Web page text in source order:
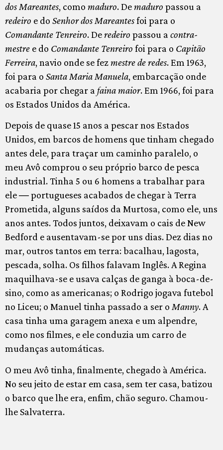
dos Mareantes, como maduro. Demaduro passou a
redeiro e do Senhor dos Mareantesfoi para o
Comandante Tenreiro. Deredeiro passou a contra-
mestre e do Comandante Tenreiro foi para o Capitão
Ferreira, navio onde se fezmestre de redes. Em 1963,
foi para o Santa Maria Manuela, embarcação onde
acabaria por chegar a fainamaior. Em 1966, foi para
os Estados Unidos da América.
Depois de quase 15 anos a pescar nos Estados
Unidos, em barcos de homens que tinham chegado
antes dele, para traçar um caminho paralelo, o
meu Avô comprou o seu próprio barco de pesca
industrial. Tinha 5 ou 6 homens a trabalhar para
ele ― portugueses acabados de chegar à Terra
Prometida, alguns saídos da Murtosa, como ele, uns
anos antes. Todos juntos, deixavam o cais de New
Bedford e ausentavam-se por uns dias. Dez dias no
mar, outros tantos em terra: bacalhau, lagosta,
pescada, solha. Os filhos falavam Inglês. A Regina
maquilhava-se e usava calças de ganga à boca-de-
sino, como as americanas; o Rodrigo jogava futebol
no Liceu; o Manuel tinha passado a ser o Manny. A
casa tinha uma garagem anexa e um alpendre,
como nos filmes, e ele conduzia um carro de
mudanças automáticas.
O meu Avô tinha, finalmente, chegado à América.
No seu jeito de estar em casa, sem ter casa, batizou
o barco que lhe era, enfim, chão seguro. Chamou-
lhe Salvaterra.